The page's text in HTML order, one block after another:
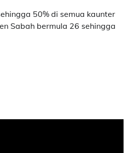
50% di semua kaunter
Sabah bermula 26 sehingga